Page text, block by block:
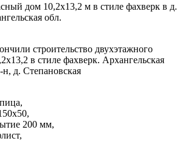
дом 10,2х13,2 м в стиле фахверк в д.
обл.
строительство двухэтажного
в стиле фахверк. Архангельская
д. Степановская
200 мм,